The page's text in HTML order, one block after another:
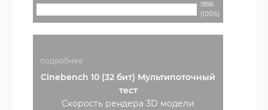
1896
(100%)
подробнее
Cinebench 10 (32 бит) Мультипоточный
тест
Скорость рендера 3D модели